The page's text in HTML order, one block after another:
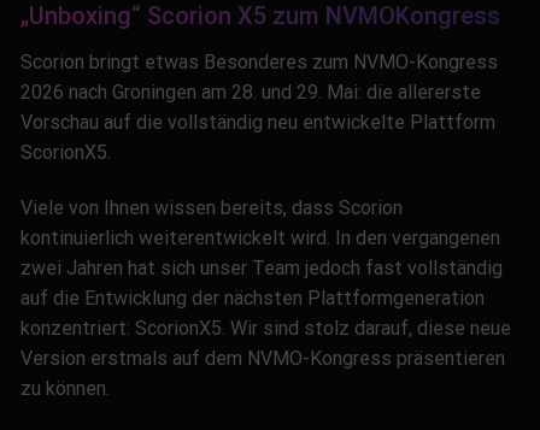
„Unboxing“ Scorion X5 zum NVMOKongress
Scorion bringt etwas Besonderes zum NVMO-Kongress
2026 nach Groningen am 28. und 29. Mai: die allererste
Vorschau auf die vollständig neu entwickelte Plattform
ScorionX5.
Viele von Ihnen wissen bereits, dass Scorion
kontinuierlich weiterentwickelt wird. In den vergangenen
zwei Jahren hat sich unser Team jedoch fast vollständig
auf die Entwicklung der nächsten Plattformgeneration
konzentriert: ScorionX5. Wir sind stolz darauf, diese neue
Version erstmals auf dem NVMO-Kongress präsentieren
zu können.